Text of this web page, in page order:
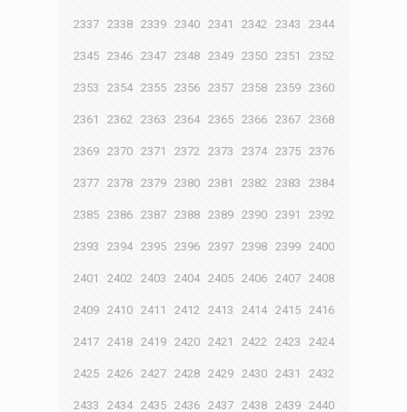
2337 2338 2339 2340 2341 2342 2343 2344
2345 2346 2347 2348 2349 2350 2351 2352
2353 2354 2355 2356 2357 2358 2359 2360
2361 2362 2363 2364 2365 2366 2367 2368
2369 2370 2371 2372 2373 2374 2375 2376
2377 2378 2379 2380 2381 2382 2383 2384
2385 2386 2387 2388 2389 2390 2391 2392
2393 2394 2395 2396 2397 2398 2399 2400
2401 2402 2403 2404 2405 2406 2407 2408
2409 2410 2411 2412 2413 2414 2415 2416
2417 2418 2419 2420 2421 2422 2423 2424
2425 2426 2427 2428 2429 2430 2431 2432
2433 2434 2435 2436 2437 2438 2439 2440